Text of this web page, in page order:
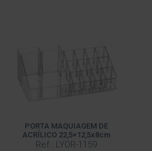
PORTA MAQUIAGEM DE
ACRÍLICO 22,5×12,5x8cm
Ref.: LYOR-1159